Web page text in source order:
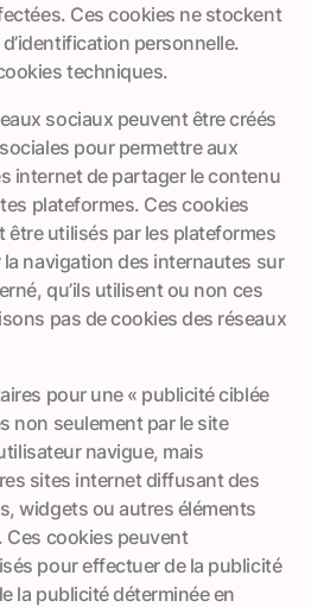
Ces cookies ne stockent
personnelle.
techniques.
sociaux peuvent être créés
pour permettre aux
internet de partager le contenu
plateformes. Ces cookies
être utilisés par les plateformes
navigation des internautes sur
qu’ils utilisent ou non ces
pas de cookies des réseaux
pour une « publicité ciblée
non seulement par le site
navigue, mais
sites internet diffusant des
widgets ou autres éléments
Ces cookies peuvent
pour effectuer de la publicité
la publicité déterminée en